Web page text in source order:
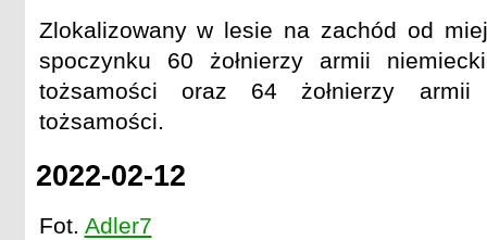
Zlokalizowany w lesie na zachód od
spoczynku 60 żołnierzy armii
tożsamości oraz 64 żołnierzy
tożsamości.
2022-02-12
Fot. Adler7